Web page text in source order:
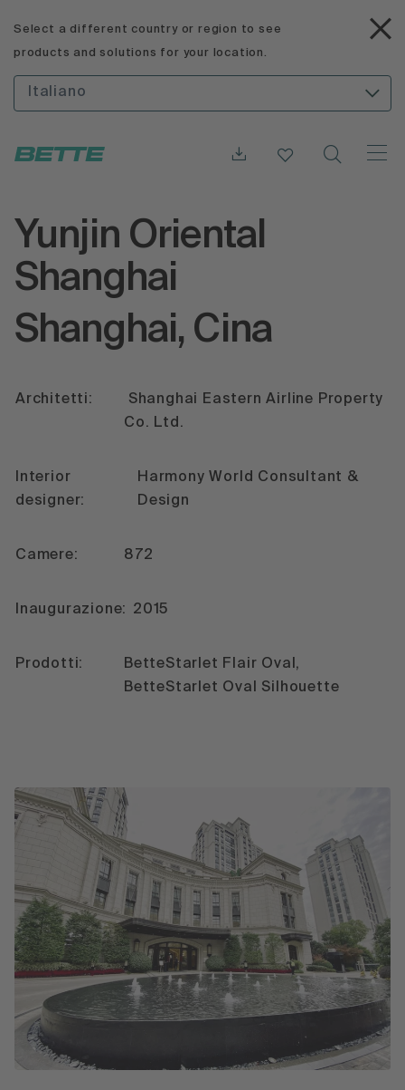
Select a different country or region to see
products and solutions for your location.
Italiano
Yunjin Oriental
Shanghai
Shanghai, Cina
Architetti:
Shanghai Eastern Airline Property
Co. Ltd.
Interior
designer:
Harmony World Consultant &
Design
Camere: 872
Inaugurazione: 2015
Prodotti:
BetteStarlet Flair Oval,
BetteStarlet Oval Silhouette